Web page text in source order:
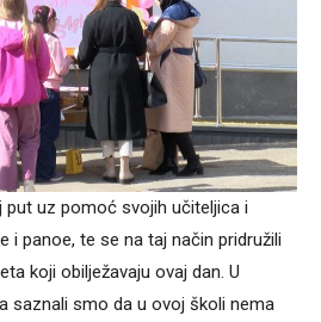
put uz pomoć svojih učiteljica i
i panoe, te se na taj način pridružili
koji obilježavaju ovaj dan. U
saznali smo da u ovoj školi nema